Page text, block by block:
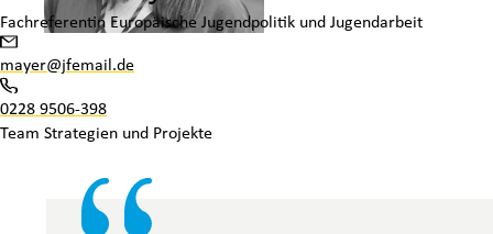
Fachreferentin Europäische Jugendpolitik und Jugendarbeit
Kontakt-E-Mail-Adresse
mayer@jfemail.de
Kontakttelefonnummer
0228 9506-398
Team Strategien und Projekte